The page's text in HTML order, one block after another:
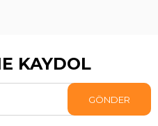
KAYDOL
GÖNDER